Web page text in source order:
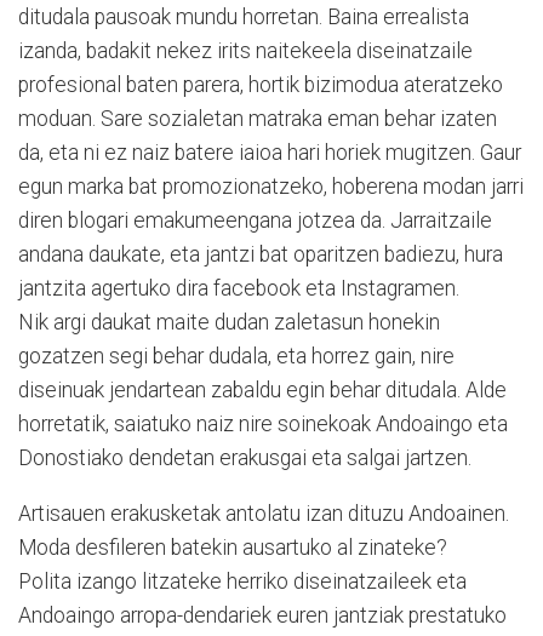
ditudala pausoak mundu horretan. Baina errealista
izanda, badakit nekez irits naitekeela diseinatzaile
profesional baten parera, hortik bizimodua ateratzeko
moduan. Sare sozialetan matraka eman behar izaten
da, eta ni ez naiz batere iaioa hari horiek mugitzen. Gaur
egun marka bat promozionatzeko, hoberena modan jarri
diren blogari emakumeengana jotzea da. Jarraitzaile
andana daukate, eta jantzi bat oparitzen badiezu, hura
jantzita agertuko dira facebook eta Instagramen.
Nik argi daukat maite dudan zaletasun honekin
gozatzen segi behar dudala, eta horrez gain, nire
diseinuak jendartean zabaldu egin behar ditudala. Alde
horretatik, saiatuko naiz nire soinekoak Andoaingo eta
Donostiako dendetan erakusgai eta salgai jartzen.
Artisauen erakusketak antolatu izan dituzu Andoainen.
Moda desfileren batekin ausartuko al zinateke?
Polita izango litzateke herriko diseinatzaileek eta
Andoaingo arropa-dendariek euren jantziak prestatuko